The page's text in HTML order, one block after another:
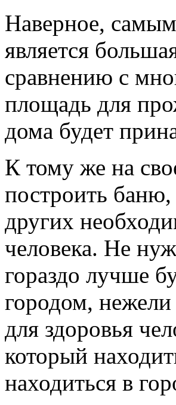
Наверное,
является
сравнению с
площадь для
дома будет
К тому же на
построить баню,
других
человека. Не
гораздо лучше
городом,
для здоровья
который
находиться в